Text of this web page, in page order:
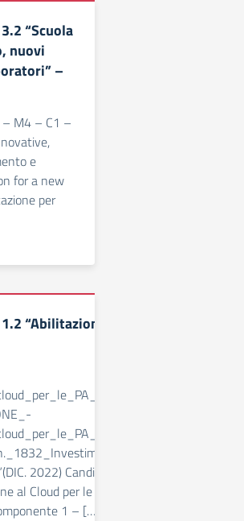
“Scuola
nuovi
–
– M4 – C1 –
e
for a new
per
“Abilitazione al CLOUD
1.2
2022) Candidatura PNRR
al Cloud per le PA locali
1 – […]